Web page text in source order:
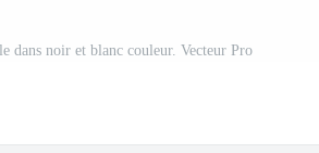
dans noir et blanc couleur. Vecteur Pro